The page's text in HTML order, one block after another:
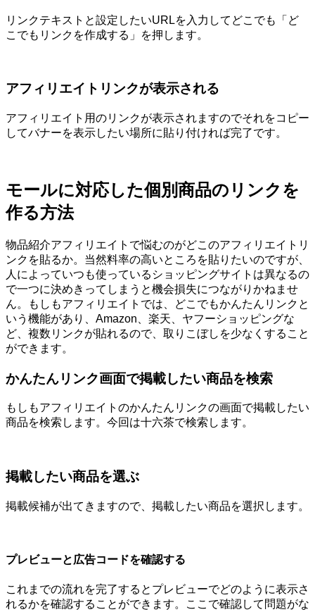
リンクテキストと設定したいURLを入力してどこでも「ど
こでもリンクを作成する」を押します。
アフィリエイトリンクが表示される
アフィリエイト用のリンクが表示されますのでそれをコピー
してバナーを表示したい場所に貼り付ければ完了です。
モールに対応した個別商品のリンクを
作る方法
物品紹介アフィリエイトで悩むのがどこのアフィリエイトリ
ンクを貼るか。当然料率の高いところを貼りたいのですが、
人によっていつも使っているショッピングサイトは異なるの
で一つに決めきってしまうと機会損失につながりかねませ
ん。もしもアフィリエイトでは、どこでもかんたんリンクと
いう機能があり、Amazon、楽天、ヤフーショッピングな
ど、複数リンクが貼れるので、取りこぼしを少なくすること
ができます。
かんたんリンク画面で掲載したい商品を検索
もしもアフィリエイトのかんたんリンクの画面で掲載したい
商品を検索します。今回は十六茶で検索します。
掲載したい商品を選ぶ
掲載候補が出てきますので、掲載したい商品を選択します。
プレビューと広告コードを確認する
これまでの流れを完了するとプレビューでどのように表示さ
れるかを確認することができます。ここで確認して問題がな